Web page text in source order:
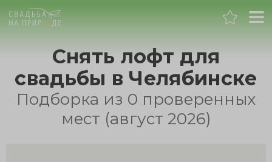
Челябинск
Банкет
Свадьба
Снять лофт для
свадьбы в Челябинске
Подборка из 0 проверенных
мест (август 2026)